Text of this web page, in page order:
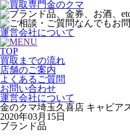
運営会社について
TOP
買取までの流れ
店舗のご案内
よくあるご質問
お問い合わせ
運営会社について
金のクマ埼玉久喜店 キャビア
2020年03月15日
ブランド品